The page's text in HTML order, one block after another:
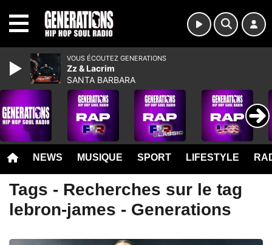
NEWS MUSIQUE SPORT LIFESTYLE
Tags - Recherches sur le tag
lebron-james - Generations
VOUS ÉCOUTEZ GENERATIONS
Zz & Lacrim
SANTA BARBARA